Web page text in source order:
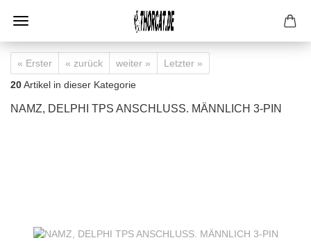
« Erster « zurück weiter »
Letzter »
20Artikel in dieser Kategorie
NAMZ, DELPHI TPS ANSCHLUSS. MÄNNLICH 3-PIN